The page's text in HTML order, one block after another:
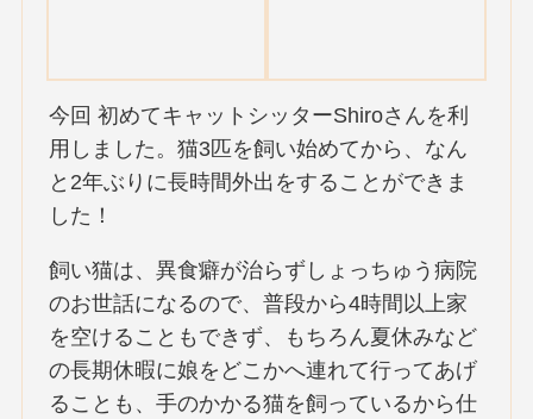
今回 初めてキャットシッターShiroさんを利
用しました。猫3匹を飼い始めてから、なん
と2年ぶりに長時間外出をすることができま
した！
飼い猫は、異食癖が治らずしょっちゅう病院
のお世話になるので、普段から4時間以上家
を空けることもできず、もちろん夏休みなど
の長期休暇に娘をどこかへ連れて行ってあげ
ることも、手のかかる猫を飼っているから仕